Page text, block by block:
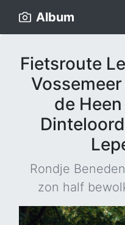
Album
Fietsroute
de
Rondje
zon half